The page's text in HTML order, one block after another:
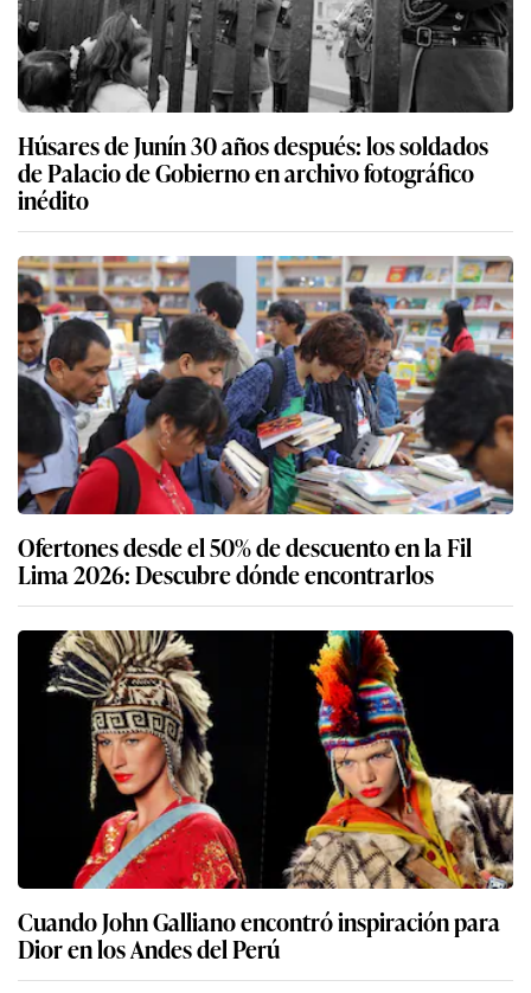
Húsares de Junín 30 años después: los soldados
de Palacio de Gobierno en archivo fotográfico
inédito
Ofertones desde el 50% de descuento en la Fil
Lima 2026: Descubre dónde encontrarlos
Cuando John Galliano encontró inspiración para
Dior en los Andes del Perú